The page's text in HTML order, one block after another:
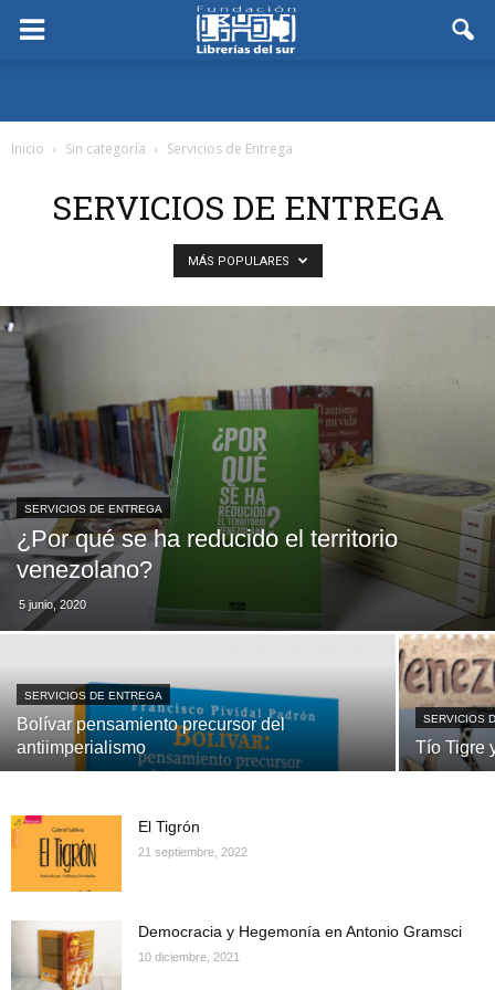
Inicio Sin categoría Servicios de Entrega
SERVICIOS DE ENTREGA
MÁS POPULARES
SERVICIOS DE ENTREGA
¿Por qué se ha reducido el territorio
venezolano?
5 junio, 2020
SERVICIOS DE ENTREGA
Bolívar pensamiento precursor del
antiimperialismo
SERVICIOS
Tío Tigre
El Tigrón
21 septiembre, 2022
Democracia y Hegemonía en Antonio Gramsci
10 diciembre, 2021